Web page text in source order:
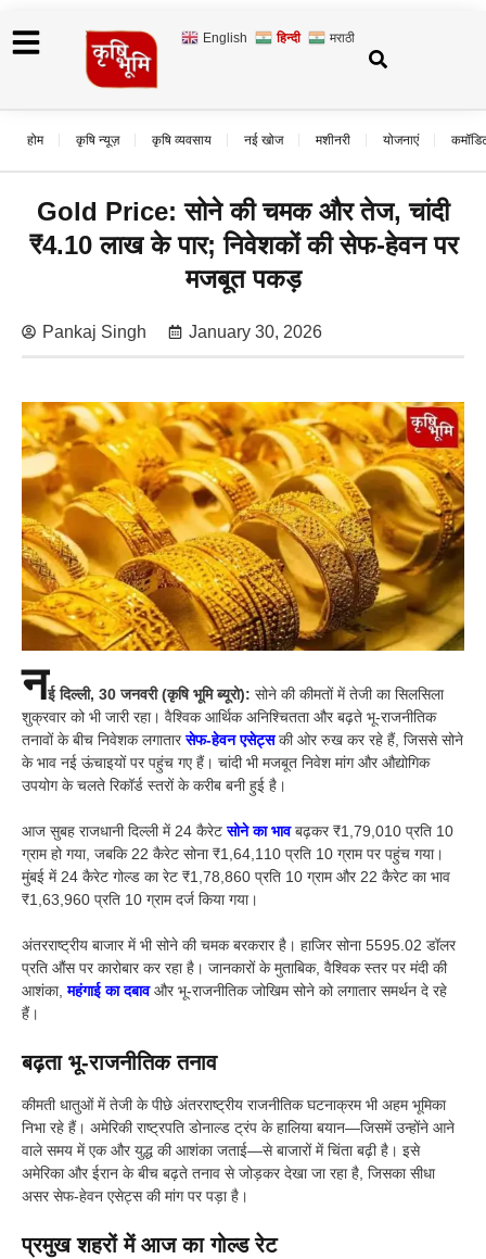
English हिन्दी मराठी
होम कृषि न्यूज़ कृषि व्यवसाय नई खोज मशीनरी योजनाएं
Gold Price: सोने की चमक और तेज, चांदी
₹4.10 लाख के पार; निवेशकों की सेफ-हेवन पर
मजबूत पकड़
Pankaj Singh January 30, 2026
नई दिल्ली, 30 जनवरी (कृषि भूमि ब्यूरो): सोने की कीमतों में तेजी का सिलसिला
शुक्रवार को भी जारी रहा। वैश्विक आर्थिक अनिश्चितता और बढ़ते भू-राजनीतिक
तनावों के बीच निवेशक लगातारसेफ-हेवन एसेट्सकी ओर रुख कर रहे हैं, जिससे सोने
के भाव नई ऊंचाइयों पर पहुंच गए हैं। चांदी भी मजबूत निवेश मांग और औद्योगिक
उपयोग के चलते रिकॉर्ड स्तरों के करीब बनी हुई है।
आज सुबह राजधानी दिल्ली में 24 कैरेटसोने का भावबढ़कर ₹1,79,010 प्रति 10
ग्राम हो गया, जबकि 22 कैरेट सोना ₹1,64,110 प्रति 10 ग्राम पर पहुंच गया।
मुंबई में 24 कैरेट गोल्ड का रेट ₹1,78,860 प्रति 10 ग्राम और 22 कैरेट का भाव
₹1,63,960 प्रति 10 ग्राम दर्ज किया गया।
अंतरराष्ट्रीय बाजार में भी सोने की चमक बरकरार है। हाजिर सोना 5595.02 डॉलर
प्रति औंस पर कारोबार कर रहा है। जानकारों के मुताबिक, वैश्विक स्तर पर मंदी की
आशंका,महंगाई का दबावऔर भू-राजनीतिक जोखिम सोने को लगातार समर्थन दे रहे
हैं।
बढ़ता भू-राजनीतिक तनाव
कीमती धातुओं में तेजी के पीछे अंतरराष्ट्रीय राजनीतिक घटनाक्रम भी अहम भूमिका
निभा रहे हैं। अमेरिकी राष्ट्रपति डोनाल्ड ट्रंप के हालिया बयान—जिसमें उन्होंने आने
वाले समय में एक और युद्ध की आशंका जताई—से बाजारों में चिंता बढ़ी है। इसे
अमेरिका और ईरान के बीच बढ़ते तनाव से जोड़कर देखा जा रहा है, जिसका सीधा
असर सेफ-हेवन एसेट्स की मांग पर पड़ा है।
प्रमुख शहरों में आज का गोल्ड रेट